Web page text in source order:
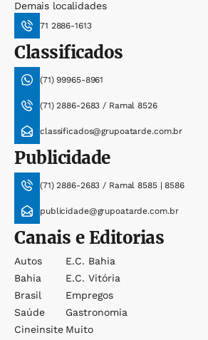
Demais localidades
71 2886-1613
Classificados
(71) 99965-8961
(71) 2886-2683 / Ramal 8526
classificados@grupoatarde.com.br
Publicidade
(71) 2886-2683 / Ramal 8585 | 8586
publicidade@grupoatarde.com.br
Canais e Editorias
Autos
Bahia
Brasil
Saúde
Cineinsite
E.c. Bahia
E.c. Vitória
Empregos
Gastronomia
Muito